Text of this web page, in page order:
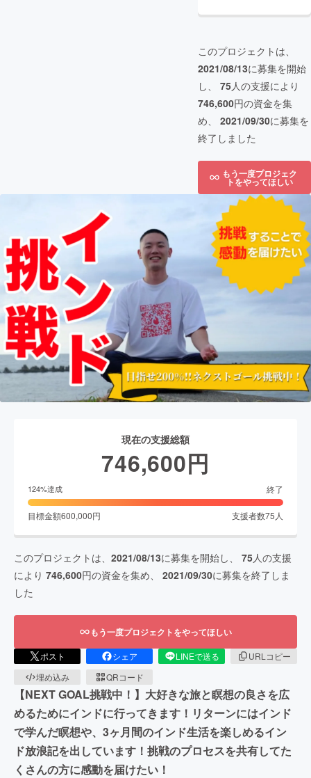
このプロジェクトは、
2021/08/13に募集を開始
し、 75人の支援により
746,600円の資金を集
め、 2021/09/30に募集を
終了しました
もう一度プロジェク
トをやってほしい
現在の支援総額
746,600円
124%達成 終了
目標金額600,000円 支援者数75 人
このプロジェクトは、 2021/08/13に募集を開始し、 75人の支援
により 746,600円の資金を集め、 2021/09/30に募集を終了しま
した
もう一度プロジェクトをやってほしい
ポスト シェア LINEで送る
URLコピー
埋め込み
QRコード
【NEXT GOAL挑戦中！】大好きな旅と瞑想の良さを広
めるためにインドに行ってきます！リターンにはインド
で学んだ瞑想や、3ヶ月間のインド生活を楽しめるイン
ド放浪記を出しています！挑戦のプロセスを共有してた
くさんの方に感動を届けたい！